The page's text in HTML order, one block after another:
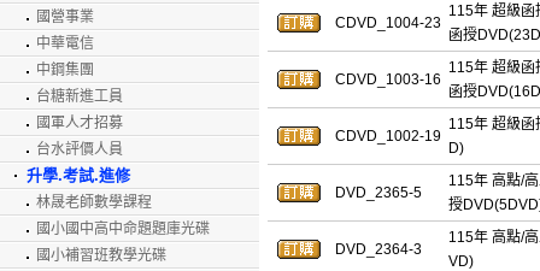
國營事業
中華電信
中鋼集團
台糖新進工員
國軍人才招募
台水評價人員
升學.考試.進修
林晟老師數學課程
國小國中高中命題題庫光碟
國小補習班教學光碟
CDVD_1004-23
115年 超級函
函授
CDVD_1003-16
115年 超級函
函授
CDVD_1002-19
115年 超級函
D)
DVD_2365-5
115年 高點/
授
DVD_2364-3
115年 高點/
VD)